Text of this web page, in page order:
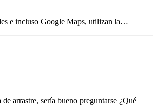
e incluso Google Maps, utilizan la…
arrastre, sería bueno preguntarse ¿Qué